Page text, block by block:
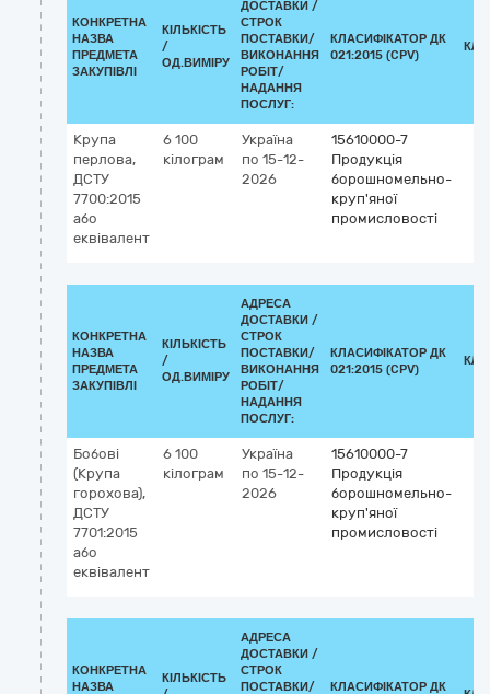
КОНКРЕТНА
НАЗВА
ПРЕДМЕТА
ЗАКУПІВЛІ
КІЛЬКІСТЬ
/
ОД.ВИМІРУ
ДОСТАВКИ /
СТРОК
ПОСТАВКИ/
ВИКОНАННЯ
РОБІТ/
НАДАННЯ
ПОСЛУГ:
КЛАСИФІКАТОР ДК
021:2015 (CPV)
Крупа
перлова,
ДСТУ
7700:2015
або
еквівалент
6 100
кілограм
Україна
по 15-12-
2026
15610000-7
Продукція
борошномельно-
круп'яної
промисловості
КОНКРЕТНА
НАЗВА
ПРЕДМЕТА
ЗАКУПІВЛІ
КІЛЬКІСТЬ
/
ОД.ВИМІРУ
АДРЕСА
ДОСТАВКИ /
СТРОК
ПОСТАВКИ/
ВИКОНАННЯ
РОБІТ/
НАДАННЯ
ПОСЛУГ:
КЛАСИФІКАТОР ДК
021:2015 (CPV)
Бобові
(Крупа
горохова),
ДСТУ
7701:2015
або
еквівалент
6 100
кілограм
Україна
по 15-12-
2026
15610000-7
Продукція
борошномельно-
круп'яної
промисловості
КОНКРЕТНА
НАЗВА
КІЛЬКІСТЬ
АДРЕСА
ДОСТАВКИ /
СТРОК
ПОСТАВКИ/
КЛАСИФІКАТОР ДК